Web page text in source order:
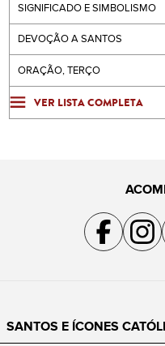
SIGNIFICADO E SIMBOLISMO
DEVOÇÃO A SANTOS
ORAÇÃO, TERÇO
VER LISTA COMPLETA
Acompanhe a
SANTOS E ÍCONES